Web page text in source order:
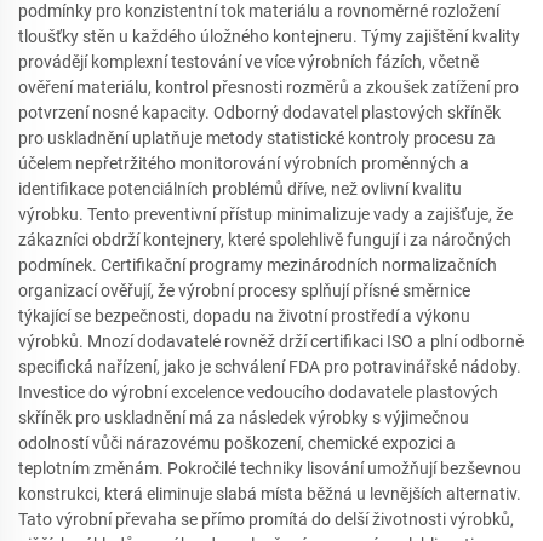
podmínky pro konzistentní tok materiálu a rovnoměrné rozložení
tloušťky stěn u každého úložného kontejneru. Týmy zajištění kvality
provádějí komplexní testování ve více výrobních fázích, včetně
ověření materiálu, kontrol přesnosti rozměrů a zkoušek zatížení pro
potvrzení nosné kapacity. Odborný dodavatel plastových skříněk
pro uskladnění uplatňuje metody statistické kontroly procesu za
účelem nepřetržitého monitorování výrobních proměnných a
identifikace potenciálních problémů dříve, než ovlivní kvalitu
výrobku. Tento preventivní přístup minimalizuje vady a zajišťuje, že
zákazníci obdrží kontejnery, které spolehlivě fungují i za náročných
podmínek. Certifikační programy mezinárodních normalizačních
organizací ověřují, že výrobní procesy splňují přísné směrnice
týkající se bezpečnosti, dopadu na životní prostředí a výkonu
výrobků. Mnozí dodavatelé rovněž drží certifikaci ISO a plní odborně
specifická nařízení, jako je schválení FDA pro potravinářské nádoby.
Investice do výrobní excelence vedoucího dodavatele plastových
skříněk pro uskladnění má za následek výrobky s výjimečnou
odolností vůči nárazovému poškození, chemické expozici a
teplotním změnám. Pokročilé techniky lisování umožňují bezševnou
konstrukci, která eliminuje slabá místa běžná u levnějších alternativ.
Tato výrobní převaha se přímo promítá do delší životnosti výrobků,